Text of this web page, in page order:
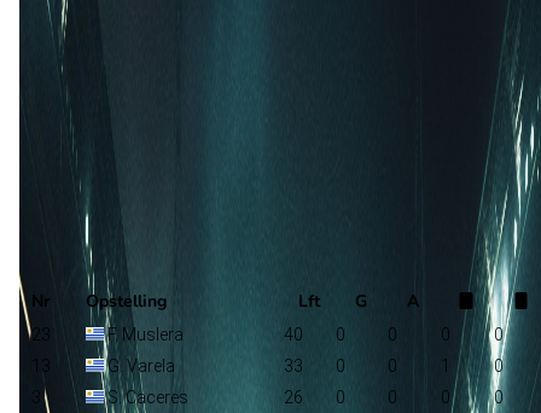
Kaapverdië
Bubista
Uruguay
Nr Opstelling Lft G A
23 F. Muslera 40 0 0 0
0
13
G. Varela 33 0 0 1
0
3
S. Caceres 26 0 0 0
0